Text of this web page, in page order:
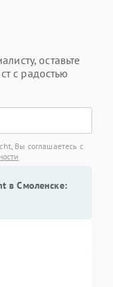
оставьте
с радостью
Вы соглашаетесь с
в Смоленске: